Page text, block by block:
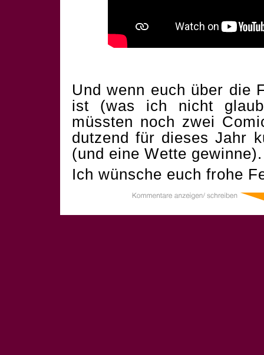
Und wenn euch über die
ist (was ich nicht
müssten noch zwei
dutzend für dieses Jahr
(und eine Wette
Ich wünsche euch frohe